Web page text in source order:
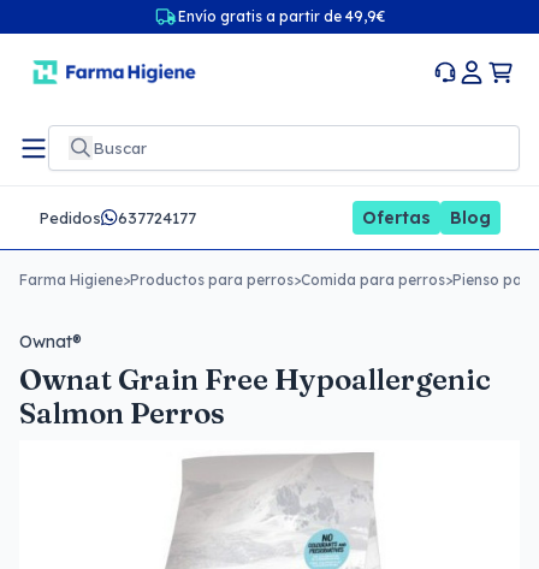
Envío gratis a partir de 49,9€
Pedidos 637724177 Ofertas Blog
Farma Higiene>Productos para perros>Comida para perros>Pienso
Ownat®
Ownat Grain Free Hypoallergenic
Salmon Perros